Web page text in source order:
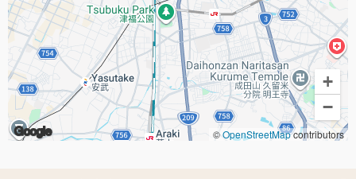
Google
+
−
©OpenStreetMapcontributors